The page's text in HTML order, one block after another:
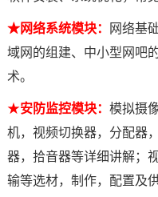
★网络系统模块： 网络基
域网 的组建、 中小型网吧
术。
★安防监控模块： 模拟摄
机，视频切换器，分配器
器，拾音器等详细讲解；
输等选材，制作，配置及
北京的网友正进入本页访问